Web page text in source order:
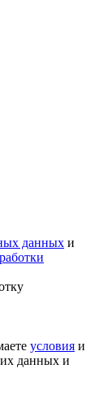
данных и
условия и
данных и